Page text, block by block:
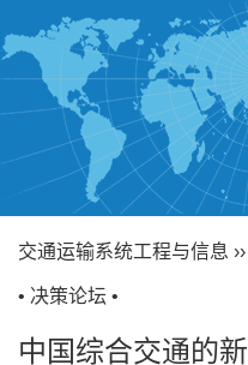
交通运输系统工程与信息 ››
• 决策论坛 •
中国综合交通的